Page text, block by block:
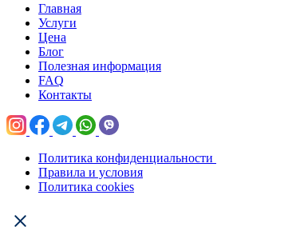
Главная
Услуги
Цена
Блог
Полезная информация
FAQ
Контакты
Политика конфиденциальности
Правила и условия
Политика cookies